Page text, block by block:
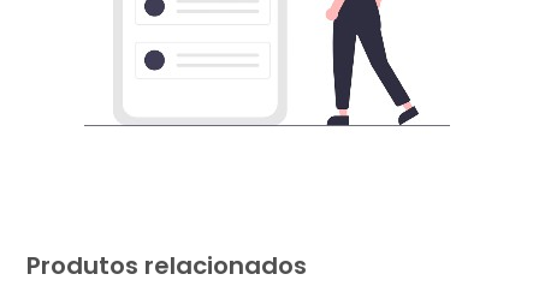
Produtos relacionados